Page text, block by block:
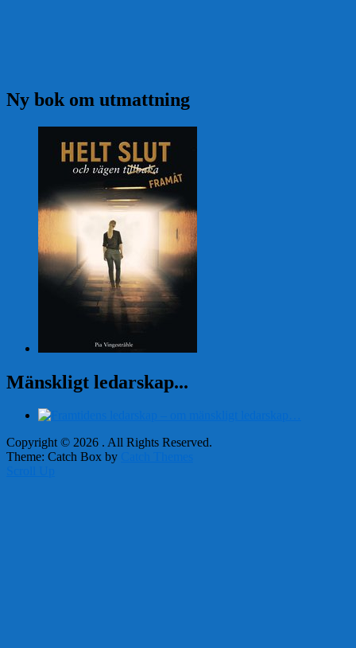
Ny bok om utmattning
Mänskligt ledarskap...
Copyright © 2026 . All Rights Reserved.
Theme: Catch Box by